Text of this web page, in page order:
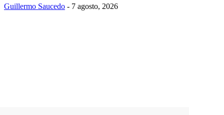
Guillermo Saucedo - 7 agosto, 2026